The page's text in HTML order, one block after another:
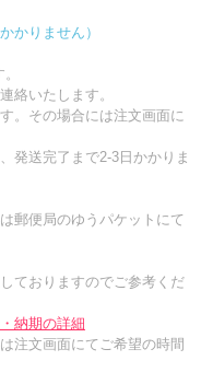
かりません）
絡いたします。
。その場合には注文画面に
発送完了まで2-3日かかりま
郵便局のゆうパケットにて
ておりますのでご参考くだ
納期の詳細
注文画面にてご希望の時間